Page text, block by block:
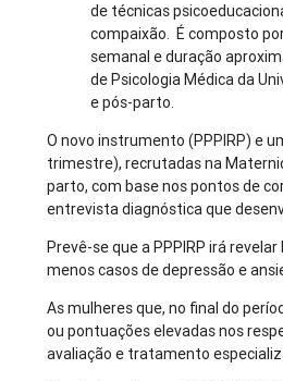
de técnicas
compaixão. É composto
semanal e duração
de Psicologia Médica da
e pós-parto.
O novo instrumento (PPPIRP) e
trimestre), recrutadas na
parto, com base nos pontos de
entrevista diagnóstica que
Prevê-se que a PPPIRP irá
menos casos de depressão e
As mulheres que, no final do
ou pontuações elevadas nos
avaliação e tratamento